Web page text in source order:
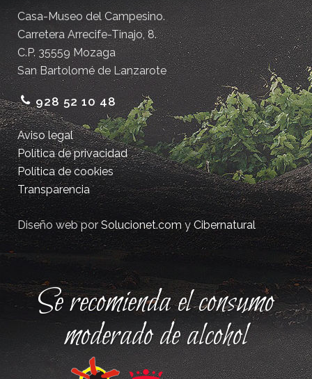
Casa-Museo del Campesino.
Carretera Arrecife-Tinajo, 8.
C.P. 35559 Mozaga
San Bartolomé de Lanzarote
928 52 10 48
Aviso legal
Política de privacidad
Política de cookies
Transparencia
Diseño web porSolucionet.comyCibernatural
Se recomienda el consumo
moderado de alcohol